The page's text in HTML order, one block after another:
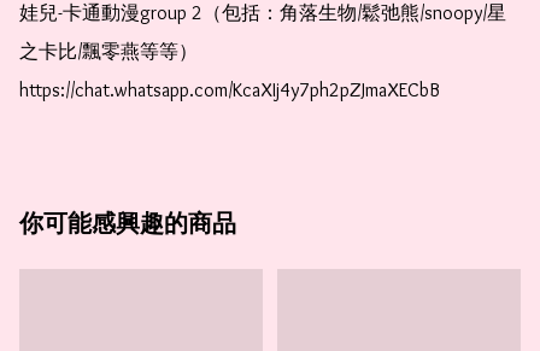
娃兒-卡通動漫group 2（包括：角落生物/鬆弛熊/snoopy/星
之卡比/飄零燕等等）
https://chat.whatsapp.com/KcaXIj4y7ph2pZJmaXECbB
你可能感興趣的商品